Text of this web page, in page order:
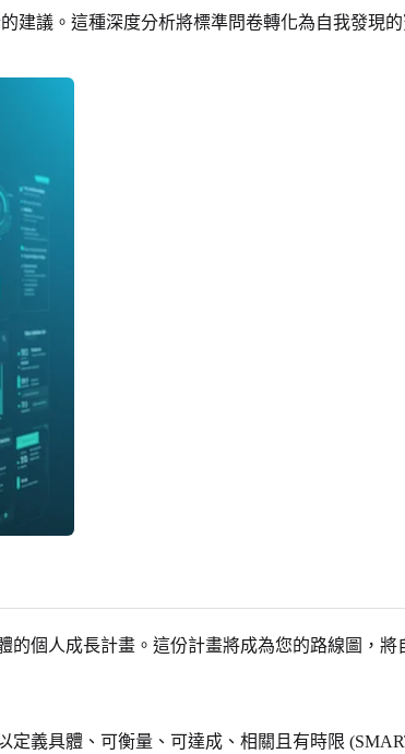
建議。這種深度分析將標準問卷轉化為自我發現
個人成長計畫。這份計畫將成為您的路線圖，
義具體、可衡量、可達成、相關且有時限